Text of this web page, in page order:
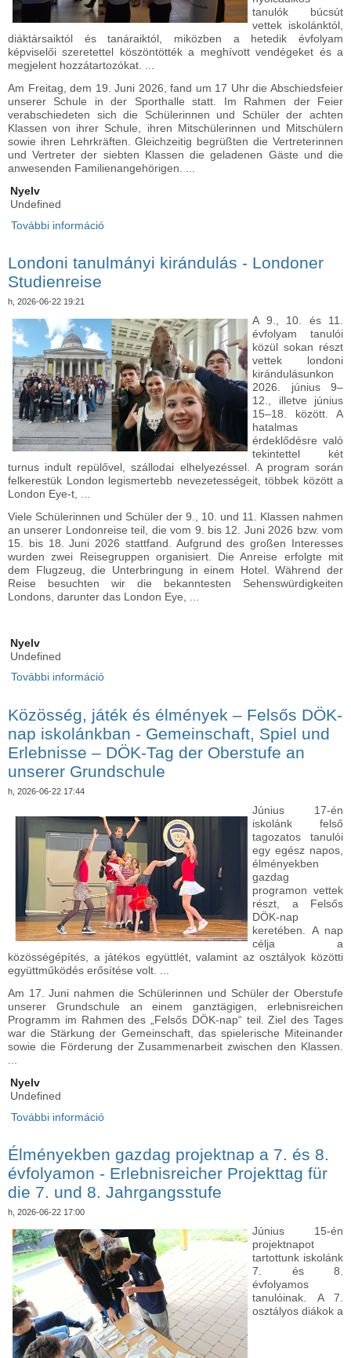
tanulók búcsút
vettek iskolánktól,
diáktársaiktól és tanáraiktól, miközben a hetedik évfolyam
képviselői szeretettel köszöntötték a meghívott vendégeket és a
megjelent hozzátartozókat. ...
Am Freitag, dem 19. Juni 2026, fand um 17 Uhr die Abschiedsfeier
unserer Schule in der Sporthalle statt. Im Rahmen der Feier
verabschiedeten sich die Schülerinnen und Schüler der achten
Klassen von ihrer Schule, ihren Mitschülerinnen und Mitschülern
sowie ihren Lehrkräften. Gleichzeitig begrüßten die Vertreterinnen
und Vertreter der siebten Klassen die geladenen Gäste und die
anwesenden Familienangehörigen. ...
Nyelv
Undefined
További információ
Londoni tanulmányi kirándulás - Londoner
Studienreise
h, 2026-06-22 19:21
A 9., 10. és 11.
évfolyam tanulói
közül sokan részt
vettek londoni
kirándulásunkon
2026. június 9–
12., illetve június
15–18. között. A
hatalmas
érdeklődésre való
tekintettel két
turnus indult repülővel, szállodai elhelyezéssel. A program során
felkerestük London legismertebb nevezetességeit, többek között a
London Eye-t, ...
Viele Schülerinnen und Schüler der 9., 10. und 11. Klassen nahmen
an unserer Londonreise teil, die vom 9. bis 12. Juni 2026 bzw. vom
15. bis 18. Juni 2026 stattfand. Aufgrund des großen Interesses
wurden zwei Reisegruppen organisiert. Die Anreise erfolgte mit
dem Flugzeug, die Unterbringung in einem Hotel. Während der
Reise besuchten wir die bekanntesten Sehenswürdigkeiten
Londons, darunter das London Eye, ...
Nyelv
Undefined
További információ
Közösség, játék és élmények – Felsős DÖK-
nap iskolánkban - Gemeinschaft, Spiel und
Erlebnisse – DÖK-Tag der Oberstufe an
unserer Grundschule
h, 2026-06-22 17:44
Június 17-én
iskolánk felső
tagozatos tanulói
egy egész napos,
élményekben
gazdag
programon vettek
részt, a Felsős
DÖK-nap
keretében. A nap
célja a
közösségépítés, a játékos együttlét, valamint az osztályok közötti
együttműködés erősítése volt. ...
Am 17. Juni nahmen die Schülerinnen und Schüler der Oberstufe
unserer Grundschule an einem ganztägigen, erlebnisreichen
Programm im Rahmen des „Felsős DÖK-nap“ teil. Ziel des Tages
war die Stärkung der Gemeinschaft, das spielerische Miteinander
sowie die Förderung der Zusammenarbeit zwischen den Klassen.
Nyelv
Undefined
További információ
Grundschule tartalommal kapcsolatosan
Élményekben gazdag projektnap a 7. és 8.
évfolyamon - Erlebnisreicher Projekttag für
die 7. und 8. Jahrgangsstufe
h, 2026-06-22 17:00
Június 15-én
projektnapot
tartottunk iskolánk
7. és 8.
évfolyamos
tanulóinak. A 7.
osztályos diákok a